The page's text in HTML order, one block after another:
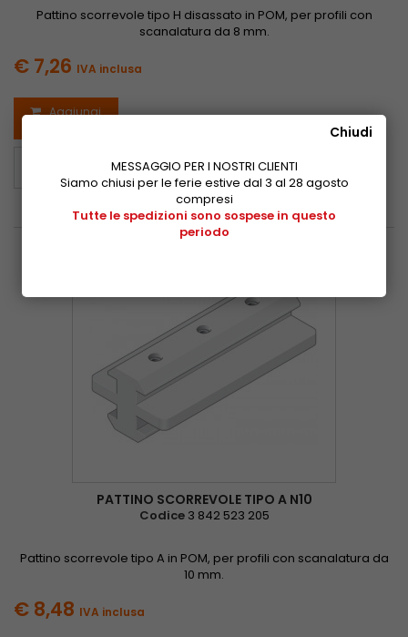
Chiudi
MESSAGGIO PER I NOSTRI CLIENTI
Siamo chiusi per le ferie estive dal 3 al 28 agosto
compresi
Tutte le spedizioni sono sospese in questo
periodo
Pattino scorrevole tipo H disassato in POM, per profili con
scanalatura da 8 mm.
€ 7,26 IVA inclusa
Aggiungi
PATTINO SCORREVOLE TIPO A N10
Codice 3 842 523 205
Pattino scorrevole tipo A in POM, per profili con scanalatura da
10 mm.
€ 8,48 IVA inclusa